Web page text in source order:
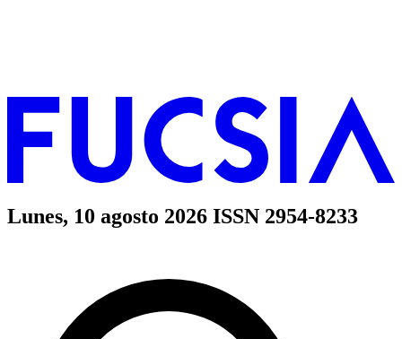
Lunes, 10 agosto 2026 ISSN 2954-8233